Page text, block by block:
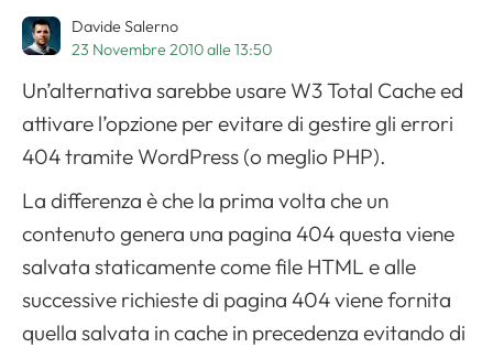
Davide Salerno
23 Novembre 2010 alle 13:50
Un’alternativa sarebbe usare W3 Total Cache ed
attivare l’opzione per evitare di gestire gli errori
404 tramite WordPress (o meglio PHP).
La differenza è che la prima volta che un
contenuto genera una pagina 404 questa viene
salvata staticamente come file HTML e alle
successive richieste di pagina 404 viene fornita
quella salvata in cache in precedenza evitando di